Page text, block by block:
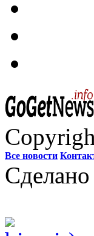
Все новости
Сделано